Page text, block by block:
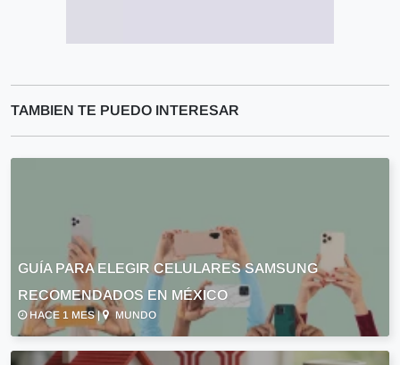
TAMBIEN TE PUEDO INTERESAR
GUÍA PARA ELEGIR CELULARES SAMSUNG
RECOMENDADOS EN MÉXICO
HACE 1 MES | MUNDO